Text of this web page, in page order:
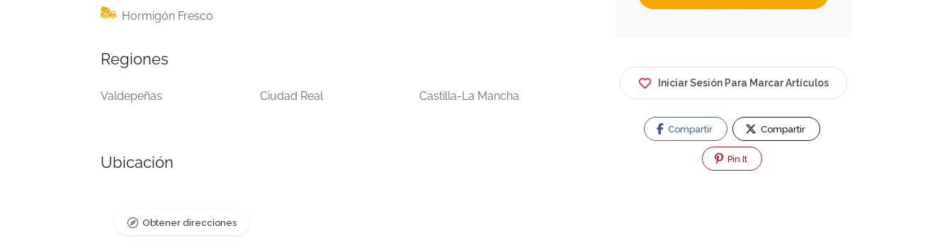
Hormigón Fresco
Regiones
Valdepeñas Ciudad Real Castilla-La Mancha
Ubicación
Obtener direcciones
Iniciar Sesión Para Marcar Artículos
Compartir Compartir
Pin It